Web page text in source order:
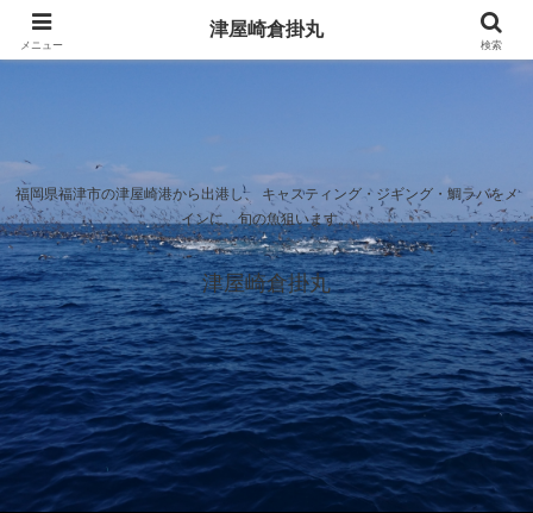
福岡県福津市の津屋崎港から出港し、 キャスティング・ジギング・鯛ラバをメ
インに、旬の魚狙います。
津屋崎倉掛丸
メニュー
津屋崎倉掛丸
検索